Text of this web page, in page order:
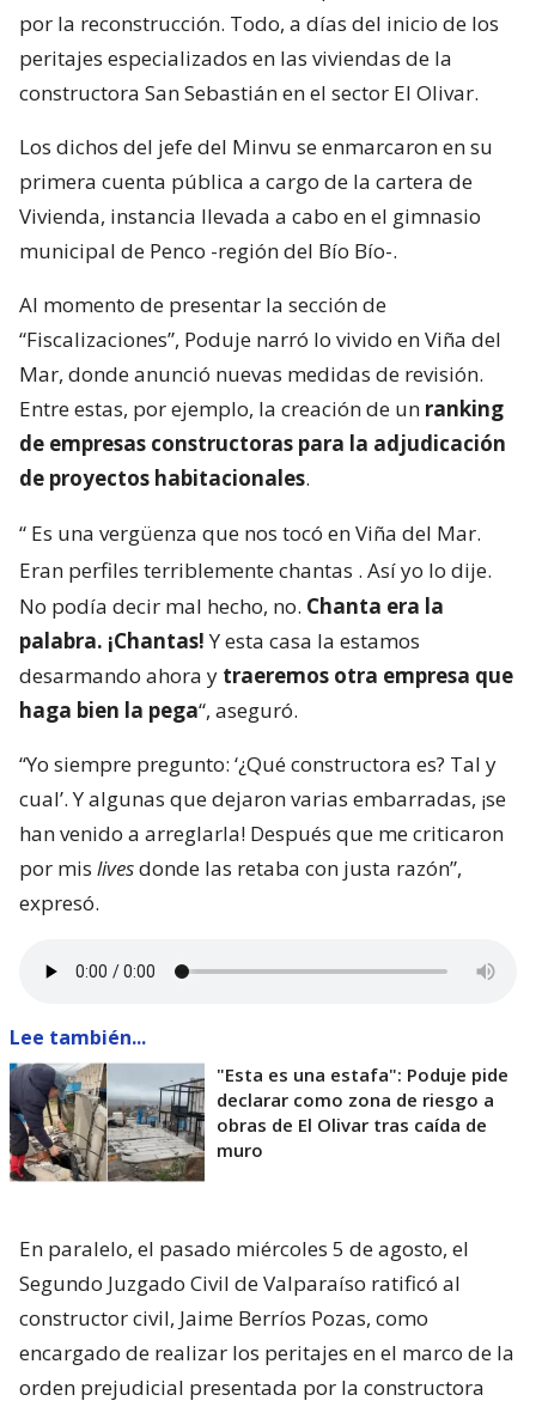
por la reconstrucción. Todo, a días del inicio de los
peritajes especializados en las viviendas de la
constructora San Sebastián en el sector El Olivar.
Los dichos del jefe del Minvu se enmarcaron en su
primera cuenta pública a cargo de la cartera de
Vivienda, instancia llevada a cabo en el gimnasio
municipal de Penco -región del Bío Bío-.
Al momento de presentar la sección de
“Fiscalizaciones”, Poduje narró lo vivido en Viña del
Mar, donde anunció nuevas medidas de revisión.
Entre estas, por ejemplo, la creación de un ranking
de empresas constructoras para la adjudicación
de proyectos habitacionales.
“ Es una vergüenza que nos tocó en Viña del Mar.
Eran perfiles terriblemente chantas . Así yo lo dije.
No podía decir mal hecho, no. Chanta era la
palabra. ¡Chantas!Y esta casa la estamos
desarmando ahora y traeremos otra empresa que
haga bien la pega“, aseguró.
“Yo siempre pregunto: ‘¿Qué constructora es? Tal y
cual’. Y algunas que dejaron varias embarradas, ¡se
han venido a arreglarla! Después que me criticaron
por mis livesdonde las retaba con justa razón”,
expresó.
Lee también...
"Esta es una estafa": Poduje pide
declarar como zona de riesgo a
obras de El Olivar tras caída de
muro
En paralelo, el pasado miércoles 5 de agosto, el
Segundo Juzgado Civil de Valparaíso ratificó al
constructor civil, Jaime Berríos Pozas, como
encargado de realizar los peritajes en el marco de la
orden prejudicial presentada por la constructora